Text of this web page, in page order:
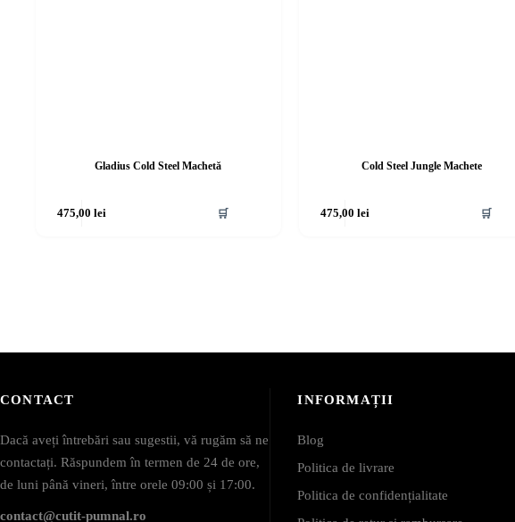
Gladius Cold Steel Machetă
475,00lei 🛒
Cold Steel Jungle Machete
475,00lei 🛒
CONTACT
Dacă aveți întrebări sau sugestii, vă rugăm să ne
contactați. Răspundem în termen de 24 de ore,
de luni până vineri, între orele 09:00 și 17:00.
contact@cutit-pumnal.ro
INFORMAȚII
Blog
Politica de livrare
Politica de confidențialitate